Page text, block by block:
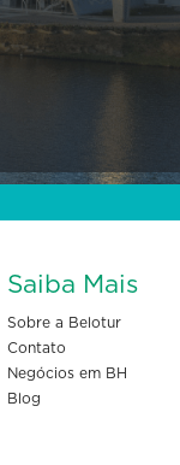
Saiba Mais
Sobre a Belotur
Contato
Negócios em BH
Blog